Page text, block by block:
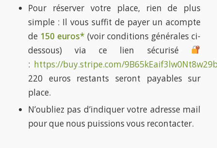
Pour réserver votre place, rien de plus
simple : Il vous suffit de payer un acompte
de 150 euros* (voir conditions générales ci-
dessous) via ce lien sécurisé
: https://buy.stripe.com/
220 euros restants seront payables sur
place.
N’oubliez pas d’indiquer votre adresse mail
pour que nous puissions vous recontacter.